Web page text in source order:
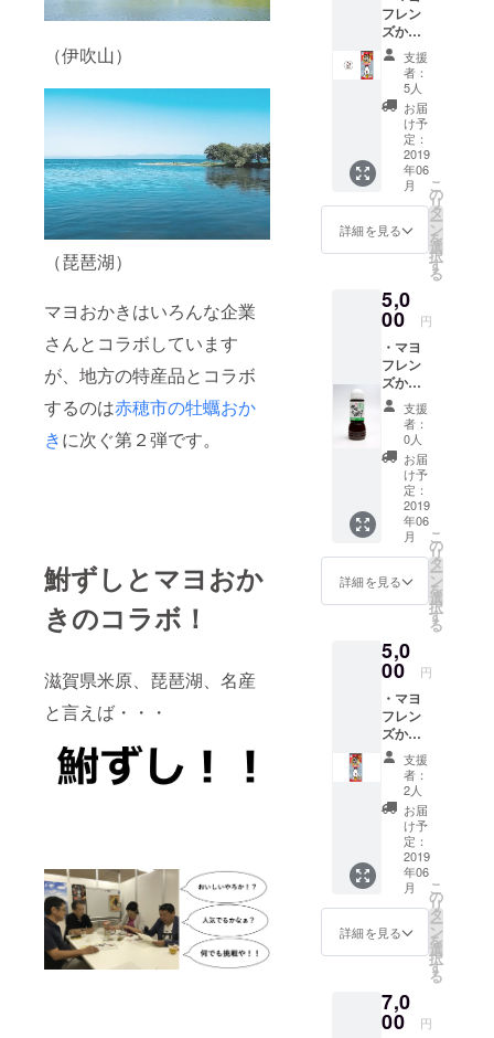
（伊吹山）
（琵琶湖）
マヨおかきはいろんな企業
さんとコラボしています
が、地方の特産品とコラボ
するのは赤穂市の牡蠣おか
きに次ぐ第２弾です。
鮒ずしとマヨおか
きのコラボ！
滋賀県米原、琵琶湖、名産
と言えば・・・
フレン
ズから
の感謝
状 ・鮒
ずし味
マヨお
かき
（５
袋） ・
缶バッ
チ（1
個） ※
缶バッ
チはイ
メージ
支援
者：
5人
お届
け予
定：
2019
年06
月
詳細を見る
こ
の
リ
タ
ー
ン
を
選
択
す
る
5,0
00 円
・マヨ
フレン
ズから
の感謝
状 ・鮒
ずし味
マヨお
かき
（３
袋） ・
伊吹大
根おろ
しド
レッシ
ング
支援
者：
0人
お届
け予
定：
2019
年06
月
詳細を見る
こ
の
リ
タ
ー
ン
を
選
択
す
る
5,0
00 円
・マヨ
フレン
ズから
の感謝
状 ・鮒
ずし味
マヨお
かき
（２
袋） ・
魚万商
店の鮎
のア
ヒー
ジョ２
尾
支援
者：
2人
お届
け予
定：
2019
年06
月
詳細を見る
こ
の
リ
タ
ー
ン
を
選
択
す
る
7,0
00 円